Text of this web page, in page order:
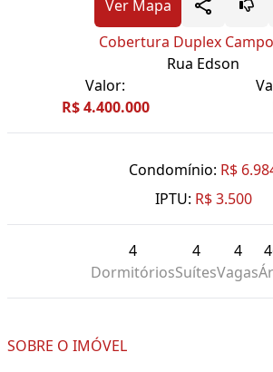
Ver Mapa
Cobertura Duplex
Rua Edson
Valor:
R$ 4.400.000
Condomínio: R$
IPTU: R$ 3.500
4
Dormitórios
4
Suítes
4
Vagas
SOBRE O IMÓVEL